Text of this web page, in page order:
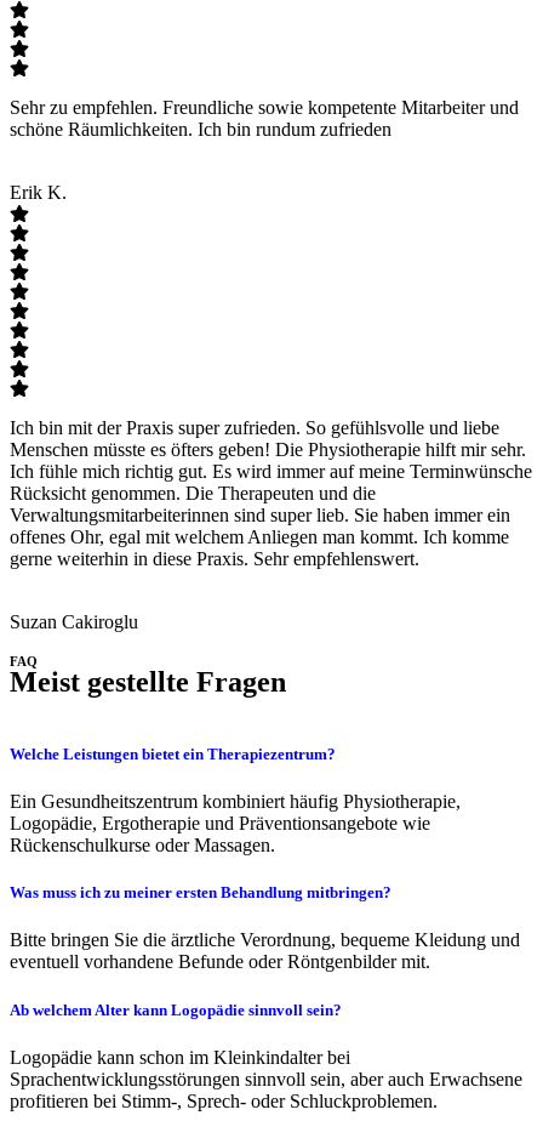
Sehr zu empfehlen. Freundliche sowie kompetente Mitarbeiter und
schöne Räumlichkeiten. Ich bin rundum zufrieden
Erik K.
Ich bin mit der Praxis super zufrieden. So gefühlsvolle und liebe
Menschen müsste es öfters geben! Die Physiotherapie hilft mir sehr.
Ich fühle mich richtig gut. Es wird immer auf meine Terminwünsche
Rücksicht genommen. Die Therapeuten und die
Verwaltungsmitarbeiterinnen sind super lieb. Sie haben immer ein
offenes Ohr, egal mit welchem Anliegen man kommt. Ich komme
gerne weiterhin in diese Praxis. Sehr empfehlenswert.
Suzan Cakiroglu
FAQ
Meist gestellte Fragen
Welche Leistungen bietet ein Therapiezentrum?
Ein Gesundheitszentrum kombiniert häufig Physiotherapie,
Logopädie, Ergotherapie und Präventionsangebote wie
Rückenschulkurse oder Massagen.
Was muss ich zu meiner ersten Behandlung mitbringen?
Bitte bringen Sie die ärztliche Verordnung, bequeme Kleidung und
eventuell vorhandene Befunde oder Röntgenbilder mit.
Ab welchem Alter kann Logopädie sinnvoll sein?
Logopädie kann schon im Kleinkindalter bei
Sprachentwicklungsstörungen sinnvoll sein, aber auch Erwachsene
profitieren bei Stimm-, Sprech- oder Schluckproblemen.